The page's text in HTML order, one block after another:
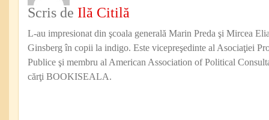
Scris de Ilă Citilă
L-au impresionat din şcoala generală Marin Preda şi Mircea
Ginsberg în copii la indigo. Este vicepreşedinte al Asociaţiei
Publice şi membru al American Association of Political
cărţi BOOKISEALA.